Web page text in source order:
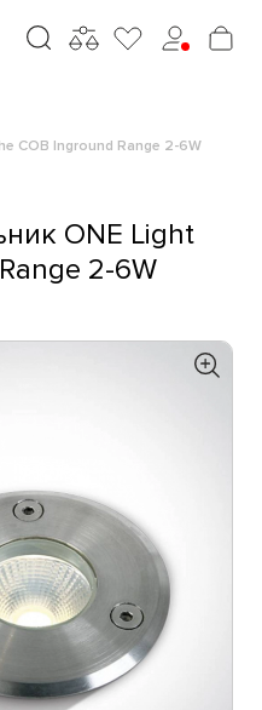
COB Inground Range 2-6W
ONE Light
2-6W